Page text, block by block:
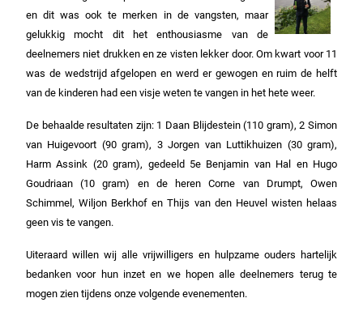
en dit was ook te merken in de vangsten, maar
gelukkig mocht dit het enthousiasme van de
deelnemers niet drukken en ze visten lekker door. Om kwart voor 11
was de wedstrijd afgelopen en werd er gewogen en ruim de helft
van de kinderen had een visje weten te vangen in het hete weer.
De behaalde resultaten zijn: 1 Daan Blijdestein (110 gram), 2 Simon
van Huigevoort (90 gram), 3 Jorgen van Luttikhuizen (30 gram),
Harm Assink (20 gram), gedeeld 5e Benjamin van Hal en Hugo
Goudriaan (10 gram) en de heren Corne van Drumpt, Owen
Schimmel, Wiljon Berkhof en Thijs van den Heuvel wisten helaas
geen vis te vangen.
Uiteraard willen wij alle vrijwilligers en hulpzame ouders hartelijk
bedanken voor hun inzet en we hopen alle deelnemers terug te
mogen zien tijdens onze volgende evenementen.